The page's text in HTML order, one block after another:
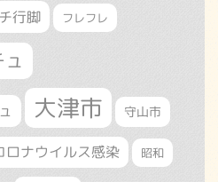
行脚 フレフレ
大津市 守山市
ロナウイルス感染 昭和